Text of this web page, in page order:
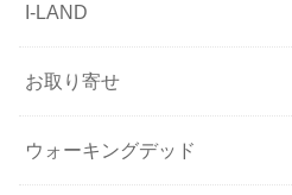
I-LAND
お取り寄せ
ウォーキングデッド